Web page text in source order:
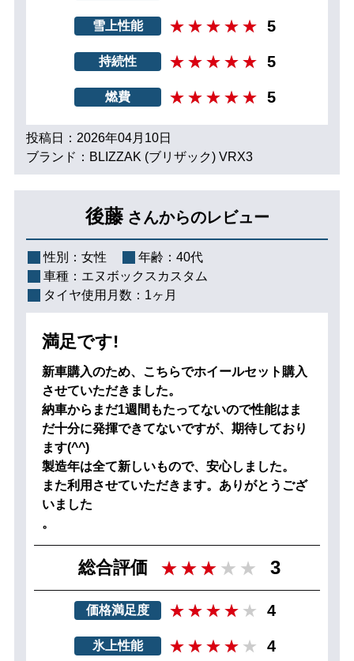
雪上性能 5
持続性 5
燃費 5
投稿日：2026年04月10日
ブランド：BLIZZAK (ブリザック) VRX3
後藤 さんからのレビュー
性別： 女性 年齢： 40代
車種： エヌボックスカスタム
タイヤ使用月数： 1ヶ月
満足です!
新車購入のため、こちらでホイールセット購入
させていただきました。
納車からまだ1週間もたってないので性能はま
だ十分に発揮できてないですが、期待しており
ます(^^)
製造年は全て新しいもので、安心しました。
また利用させていただきます。ありがとうござ
いました
。
総合評価 3
価格満足度 4
氷上性能 4